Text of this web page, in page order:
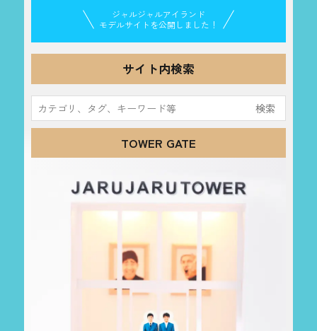
ジャルジャルアイランド
モデルサイトを公開しました！
サイト内検索
索:
TOWER GATE